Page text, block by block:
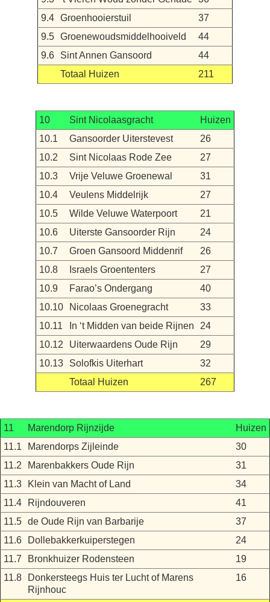
9.4 Groenhooierstuil
37
9.5 Groenewoudsmiddelhooiveld
44
9.6
Sint Annen Gansoord
44
Totaal Huizen
211
10 Sint Nicolaasgracht
Huizen
10.1
Gansoorder Uiterstevest
26
10.2
Sint Nicolaas Rode Zee
27
10.3
Vrije Veluwe Groenewal
31
10.4
Veulens Middelrijk
27
10.5
Wilde Veluwe Waterpoort
21
10.6
Uiterste Gansoorder Rijn
24
10.7
Groen Gansoord Middenrif
26
10.8
Israels Groententers
27
10.9
Farao’s Ondergang
40
10.10
Nicolaas Groenegracht
33
10.11
In ‘t Midden van beide Rijnen
24
10.12
Uiterwaardens Oude Rijn
29
10.13
Solofkis Uiterhart
32
Totaal Huizen
267
11 Marendorp Rijnzijde
Huizen
11.1
Marendorps Zijleinde
30
11.2
Marenbakkers Oude Rijn
31
11.3
Klein van Macht of Land
34
11.4
Rijndouveren
41
11.5 de Oude Rijn van Barbarije
37
11.6
Dollebakkerkuiperstegen
24
11.7
Bronkhuizer Rodensteen
19
11.8
Donkersteegs Huis ter Lucht of Marens
Rijnhouc
16